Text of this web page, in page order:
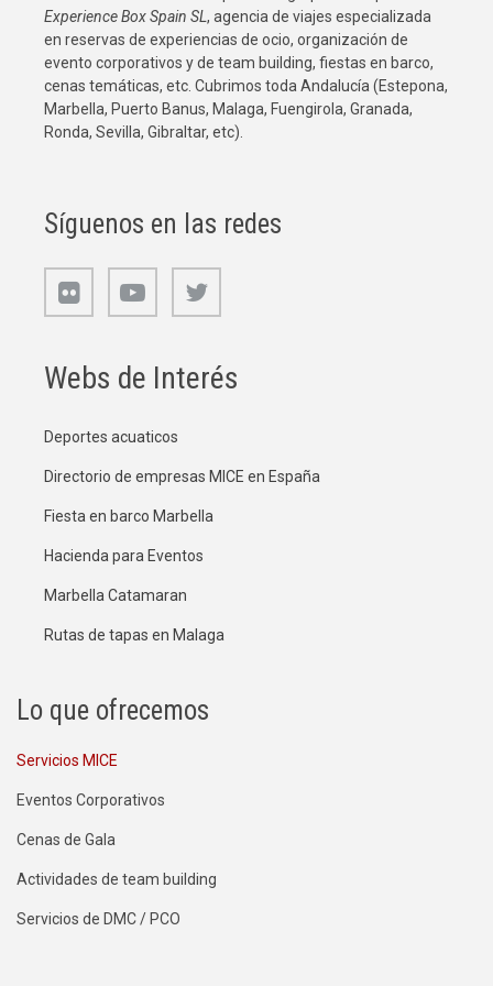
Experience Box Spain SL, agencia de viajes especializada
en reservas de experiencias de ocio, organización de
evento corporativos y de team building, fiestas en barco,
cenas temáticas, etc. Cubrimos toda Andalucía (Estepona,
Marbella, Puerto Banus, Malaga, Fuengirola, Granada,
Ronda, Sevilla, Gibraltar, etc).
Síguenos en las redes
Webs de Interés
Deportes acuaticos
Directorio de empresas MICE en España
Fiesta en barco Marbella
Hacienda para Eventos
Marbella Catamaran
Rutas de tapas en Malaga
Lo que ofrecemos
Servicios MICE
Eventos Corporativos
Cenas de Gala
Actividades de team building
Servicios de DMC / PCO